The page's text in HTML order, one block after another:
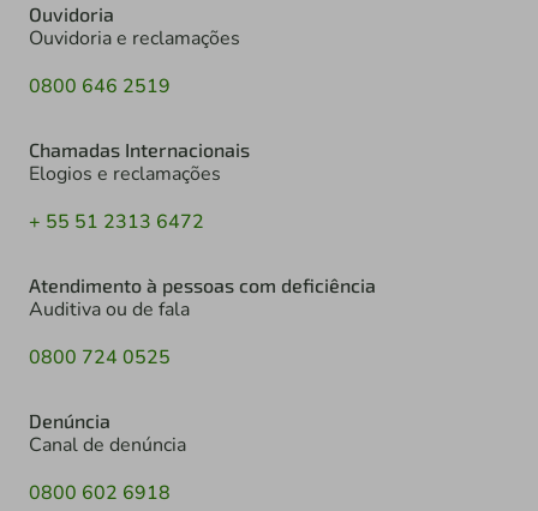
Ouvidoria
Ouvidoria e reclamações
0800 646 2519
Chamadas Internacionais
Elogios e reclamações
+ 55 51 2313 6472
Atendimento à pessoas com deficiência
Auditiva ou de fala
0800 724 0525
Denúncia
Canal de denúncia
0800 602 6918